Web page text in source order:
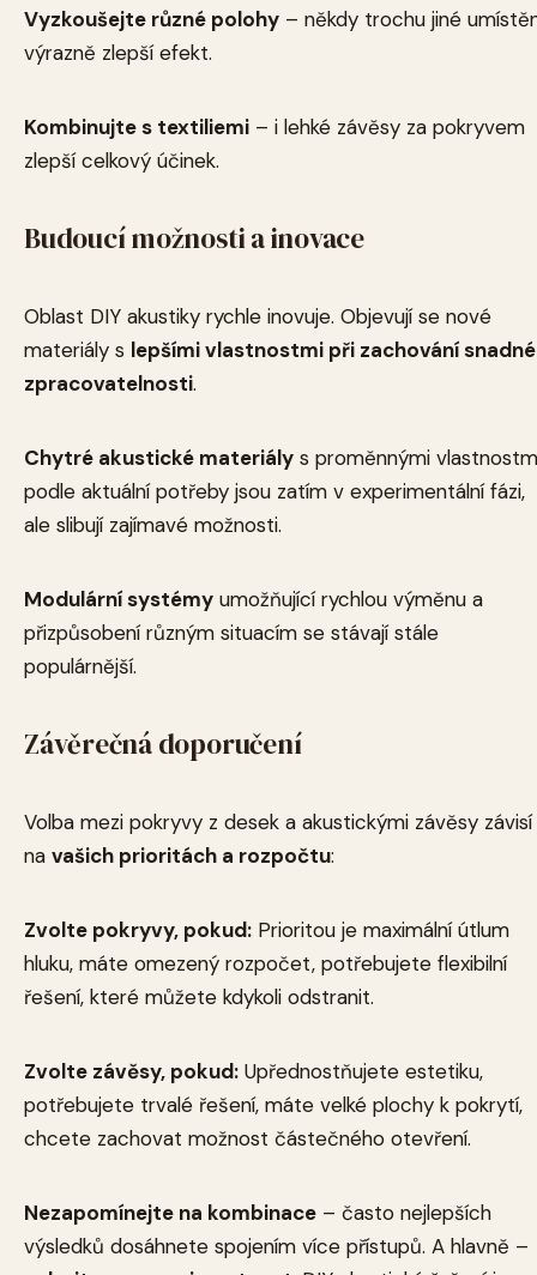
Vyzkoušejte různé polohy – někdy trochu jiné
výrazně zlepší efekt.
Kombinujte s textiliemi – i lehké závěsy za pokryvem
zlepší celkový účinek.
Budoucí možnosti a inovace
Oblast DIY akustiky rychle inovuje. Objevují se nové
materiály s lepšími vlastnostmi při zachování snadné
zpracovatelnosti.
Chytré akustické materiály s proměnnými
podle aktuální potřeby jsou zatím v experimentální fázi,
ale slibují zajímavé možnosti.
Modulární systémy umožňující rychlou výměnu a
přizpůsobení různým situacím se stávají stále
populárnější.
Závěrečná doporučení
Volba mezi pokryvy z desek a akustickými závěsy závisí
na vašich prioritách a rozpočtu:
Zvolte pokryvy, pokud: Prioritou je maximální útlum
hluku, máte omezený rozpočet, potřebujete flexibilní
řešení, které můžete kdykoli odstranit.
Zvolte závěsy, pokud: Upřednostňujete estetiku,
potřebujete trvalé řešení, máte velké plochy k pokrytí,
chcete zachovat možnost částečného otevření.
Nezapomínejte na kombinace – často nejlepších
výsledků dosáhnete spojením více přístupů. A hlavně –